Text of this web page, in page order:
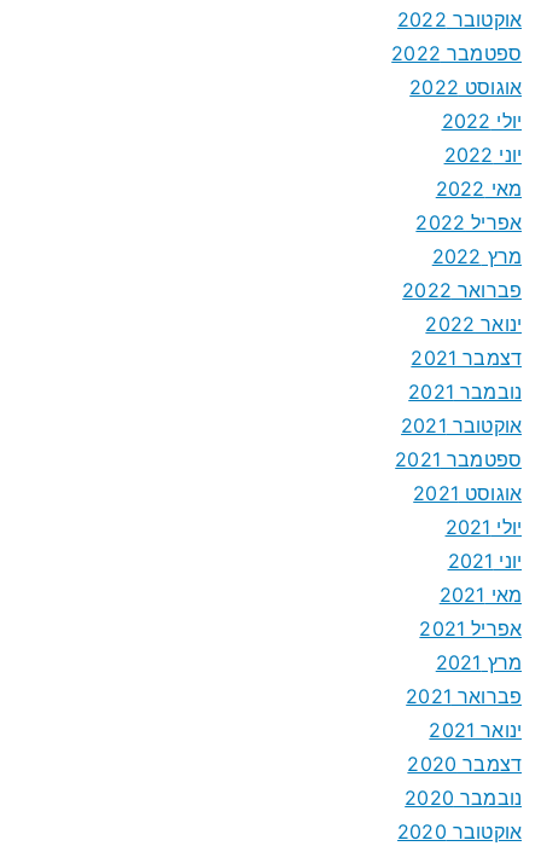
אוקטובר 2022
ספטמבר 2022
אוגוסט 2022
יולי 2022
יוני 2022
מאי 2022
אפריל 2022
מרץ 2022
פברואר 2022
ינואר 2022
דצמבר 2021
נובמבר 2021
אוקטובר 2021
ספטמבר 2021
אוגוסט 2021
יולי 2021
יוני 2021
מאי 2021
אפריל 2021
מרץ 2021
פברואר 2021
ינואר 2021
דצמבר 2020
נובמבר 2020
אוקטובר 2020